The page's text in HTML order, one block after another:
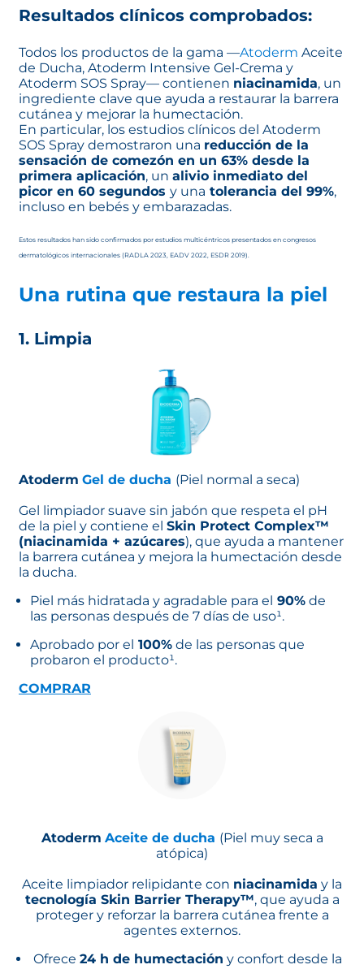
Resultados clínicos comprobados:
Todos los productos de la gama —Atoderm Aceite
de Ducha, Atoderm Intensive Gel-Crema y
Atoderm SOS Spray— contienen niacinamida, un
ingrediente clave que ayuda a restaurar la barrera
cutánea y mejorar la humectación.
En particular, los estudios clínicos del Atoderm
SOS Spray demostraron una reducción de la
sensación de comezón en un 63% desde la
primera aplicación, un alivio inmediato del
picor en 60 segundos y una tolerancia del 99%,
incluso en bebés y embarazadas.
Estos resultados han sido confirmados por estudios multicéntricos presentados en congresos
dermatológicos internacionales (RADLA 2023, EADV 2022, ESDR 2019).
Una rutina que restaura la piel
1. Limpia
Atoderm Gel de ducha (Piel normal a seca)
Gel limpiador suave sin jabón que respeta el pH
de la piel y contiene el Skin Protect Complex™
(niacinamida + azúcares), que ayuda a mantener
la barrera cutánea y mejora la humectación desde
la ducha.
Piel más hidratada y agradable para el 90% de
las personas después de 7 días de uso¹.
Aprobado por el 100% de las personas que
probaron el producto¹.
COMPRAR
Atoderm Aceite de ducha (Piel muy seca a
atópica)
Aceite limpiador relipidante con niacinamida y la
tecnología Skin Barrier Therapy™, que ayuda a
proteger y reforzar la barrera cutánea frente a
agentes externos.
Ofrece 24 h de humectación y confort desde la